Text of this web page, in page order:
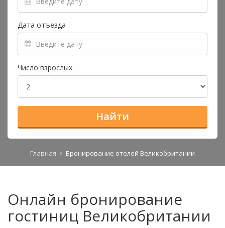
Дата отъезда
Число взрослых
Найти
Главная Бронирование отелей Великобритании
Онлайн бронирование
гостиниц Великобритании